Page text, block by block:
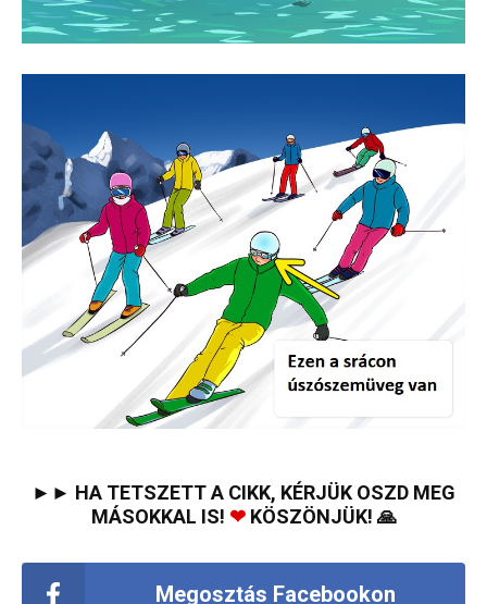
►► HA TETSZETT A CIKK, KÉRJÜK OSZD MEG
MÁSOKKAL IS! ❤KÖSZÖNJÜK! 🙏
Megosztás Facebookon